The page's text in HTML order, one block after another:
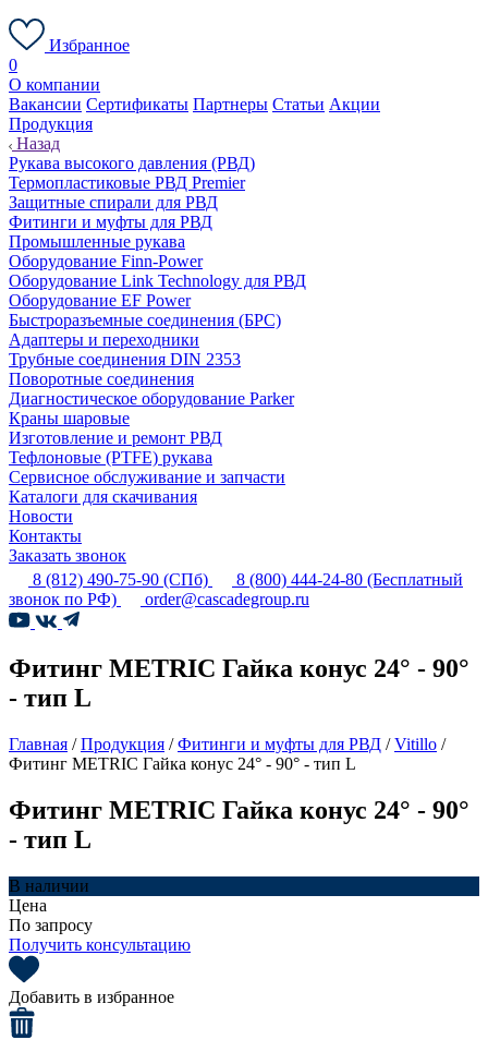
Избранное
0
О компании
Вакансии Сертификаты Партнеры Статьи Акции
Продукция
Назад
Рукава высокого давления (РВД)
Термопластиковые РВД Premier
Защитные спирали для РВД
Фитинги и муфты для РВД
Промышленные рукава
Оборудование Finn-Power
Оборудование Link Technology для РВД
Оборудование EF Power
Быстроразъемные соединения (БРС)
Адаптеры и переходники
Трубные соединения DIN 2353
Поворотные соединения
Диагностическое оборудование Parker
Краны шаровые
Изготовление и ремонт РВД
Тефлоновые (PTFE) рукава
Сервисное обслуживание и запчасти
Каталоги для скачивания
Новости
Контакты
Заказать звонок
8 (812) 490-75-90 (СПб) 8 (800) 444-24-80 (Бесплатный
звонок по РФ)
order@cascadegroup.ru
Фитинг METRIC Гайка конус 24° - 90°
- тип L
Главная /Продукция /Фитинги и муфты для РВД /Vitillo /
Фитинг METRIC Гайка конус 24° - 90° - тип L
Фитинг METRIC Гайка конус 24° - 90°
- тип L
В наличии
Цена
По запросу
Получить консультацию
Добавить в избранное